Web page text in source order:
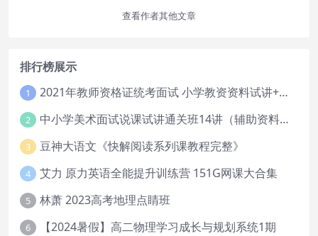
查看作者其他文章
排行榜展示
1 2021年教师资格证统考面试 小学教资资料试讲+答辩
2 中小学美术面试说课试讲通关班14讲（辅助资料第一套）
3 豆神大语文《快解阅读系列课教程完整》
4 艾力 原力英语全能提升训练营 151G网课大合集
5 林萧 2023高考地理点睛班
6 【2024暑假】高二物理学习成长与规划系统1期